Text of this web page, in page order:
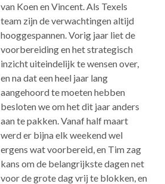
van Koen en Vincent. Als Texels
team zijn de verwachtingen altijd
hooggespannen. Vorig jaar liet de
voorbereiding en het strategisch
inzicht uiteindelijk te wensen over,
en na dat een heel jaar lang
aangehoord te moeten hebben
besloten we om het dit jaar anders
aan te pakken. Vanaf half maart
werd er bijna elk weekend wel
ergens wat voorbereid, en Tim zag
kans om de belangrijkste dagen net
voor de grote dag vrij te blokken, en